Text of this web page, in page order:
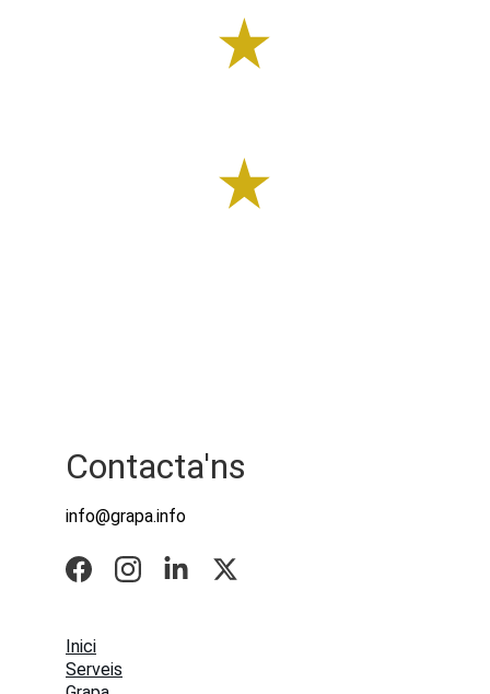
Contacta'ns
info@grapa.info
Inici
Serveis